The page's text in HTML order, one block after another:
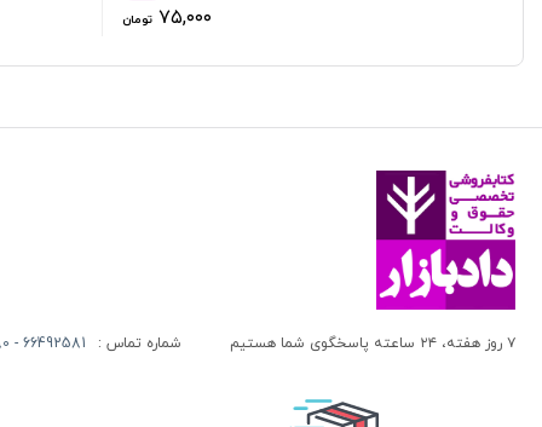
۷۵,۰۰۰ تومان
۷ روز هفته، ۲۴ ساعته پاسخگوی شما هستیم شماره تماس : 66492581 - 66413280 (021)